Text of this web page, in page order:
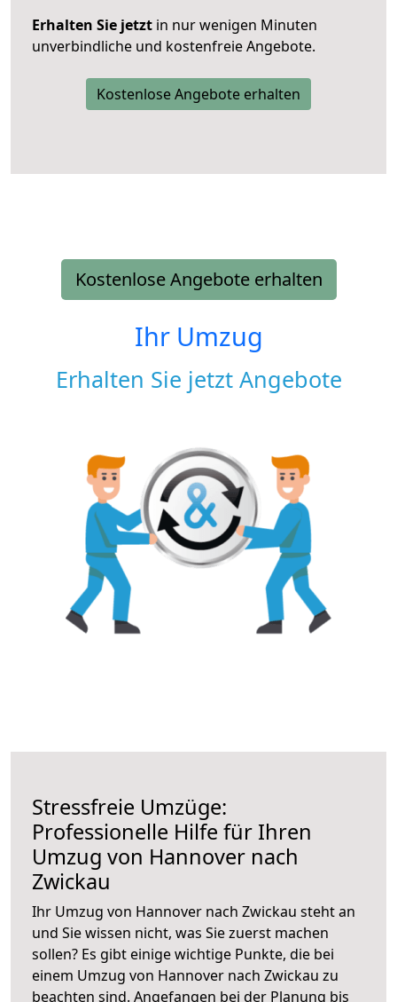
Erhalten Sie jetzt in nur wenigen Minuten
unverbindliche und kostenfreie Angebote.
Kostenlose Angebote erhalten
Kostenlose Angebote erhalten
Ihr Umzug
Erhalten Sie jetzt Angebote
Stressfreie Umzüge:
Professionelle Hilfe für Ihren
Umzug von Hannover nach
Zwickau
Ihr Umzug von Hannover nach Zwickau steht an
und Sie wissen nicht, was Sie zuerst machen
sollen? Es gibt einige wichtige Punkte, die bei
einem Umzug von Hannover nach Zwickau zu
beachten sind. Angefangen bei der Planung bis